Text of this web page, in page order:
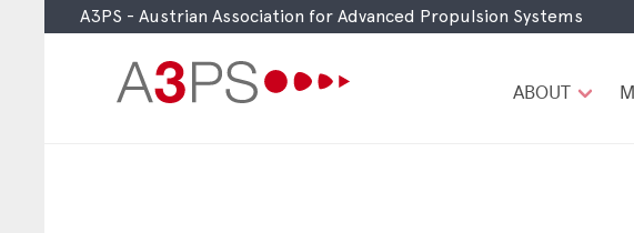
A3PS - Austrian Association for Advanced Propulsion Systems
ABOUT